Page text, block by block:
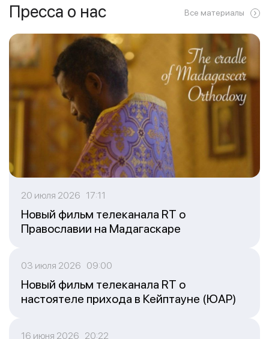
Пресса о нас Все материалы
20 июля 2026 17:11
Новый фильм телеканала RT о
Православии на Мадагаскаре
03 июля 2026 09:00
Новый фильм телеканала RT о
настоятеле прихода в Кейптауне (ЮАР)
16 июня 2026 20:22